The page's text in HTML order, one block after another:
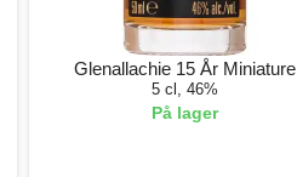
Glenallachie 15 År Miniature
5 cl, 46%
På lager